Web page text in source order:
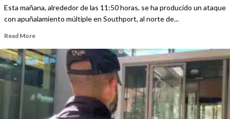
Esta mañana, alrededor de las 11:50 horas, se ha producido un ataque
con apuñalamiento múltiple en Southport, al norte de...
Read More